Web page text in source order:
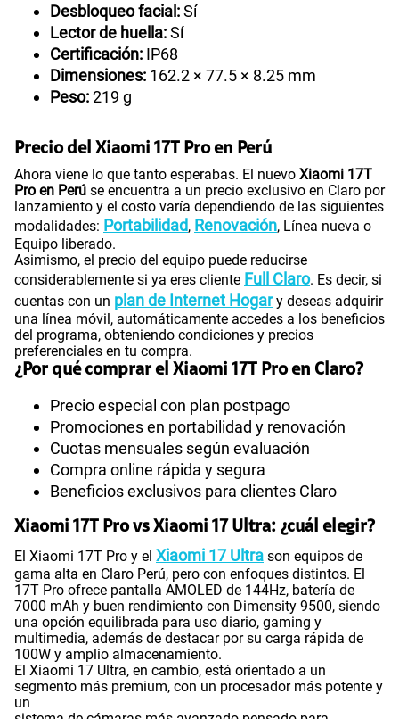
Desbloqueo facial:Sí
Lector de huella:Sí
Certificación: IP68
Dimensiones: 162.2 × 77.5 × 8.25 mm
Peso:219 g
Precio del Xiaomi 17T Pro en Perú
Ahora viene lo que tanto esperabas. El nuevo Xiaomi 17T
Pro en Perú se encuentra a un precio exclusivo en Claro por
lanzamiento y el costo varía dependiendo de las siguientes
modalidades: Portabilidad, Renovación, Línea nueva o
Equipo liberado.
Asimismo, el precio del equipo puede reducirse
considerablemente si ya eres cliente Full Claro. Es decir, si
cuentas con un plan de Internet Hogary deseas adquirir
una línea móvil, automáticamente accedes a los beneficios
del programa, obteniendo condiciones y precios
preferenciales en tu compra.
¿Por qué comprar el Xiaomi 17T Pro en Claro?
Precio especial con plan postpago
Promociones en portabilidad y renovación
Cuotas mensuales según evaluación
Compra online rápida y segura
Beneficios exclusivos para clientes Claro
Xiaomi 17T Pro vs Xiaomi 17 Ultra: ¿cuál elegir?
El Xiaomi 17T Pro y el Xiaomi 17 Ultra son equipos de
gama alta en Claro Perú, pero con enfoques distintos. El
17T Pro ofrece pantalla AMOLED de 144Hz, batería de
7000 mAh y buen rendimiento con Dimensity 9500, siendo
una opción equilibrada para uso diario, gaming y
multimedia, además de destacar por su carga rápida de
100W y amplio almacenamiento.
El Xiaomi 17 Ultra, en cambio, está orientado a un
segmento más premium, con un procesador más potente y
un